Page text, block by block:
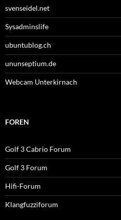
svenseidel.net
Sysadminslife
ubuntublog.ch
ununseptium.de
Webcam Unterkirnach
FOREN
Golf 3 Cabrio Forum
Golf 3 Forum
Hifi-Forum
Klangfuzziforum